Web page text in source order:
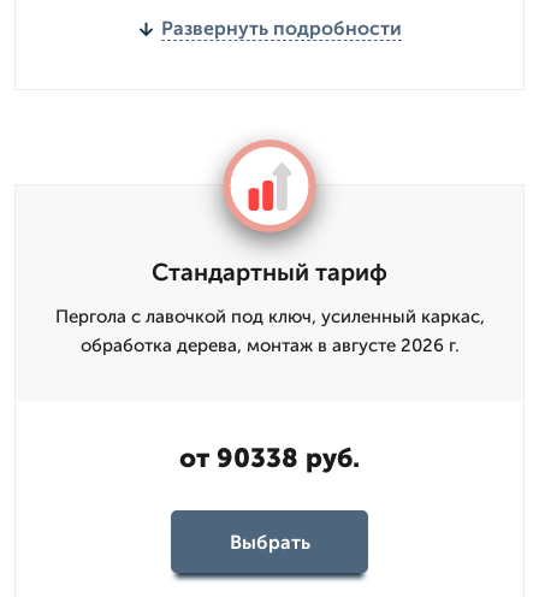
Развернуть подробности
Стандартный тариф
Пергола с лавочкой под ключ, усиленный каркас,
обработка дерева, монтаж в августе 2026 г.
от 90338 руб.
Выбрать